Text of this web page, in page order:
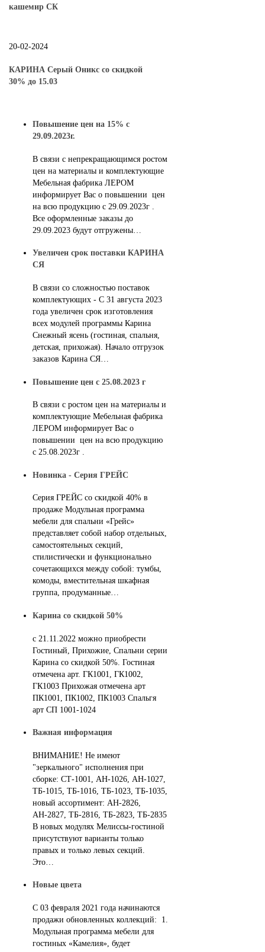
кашемир СК
20-02-2024
КАРИНА Серый Оникс со скидкой
30% до 15.03
Повышение цен на 15% с
29.09.2023г.
В связи с непрекращающимся ростом
цен на материалы и комплектующие
Мебельная фабрика ЛЕРОМ
информирует Вас о повышении цен
на всю продукцию с 29.09.2023г .
Все оформленные заказы до
29.09.2023 будут отгружены…
Увеличен срок поставки КАРИНА
СЯ
В связи со сложностью поставок
комплектующих - С 31 августа 2023
года увеличен срок изготовления
всех модулей программы Карина
Снежный ясень (гостиная, спальня,
детская, прихожая). Начало отгрузок
заказов Карина СЯ…
Повышение цен с 25.08.2023 г
В связи с ростом цен на материалы и
комплектующие Мебельная фабрика
ЛЕРОМ информирует Вас о
повышении цен на всю продукцию
с 25.08.2023г .
Новинка - Серия ГРЕЙС
Серия ГРЕЙС со скидкой 40% в
продаже Модульная программа
мебели для спальни «Грейс»
представляет собой набор отдельных,
самостоятельных секций,
стилистически и функционально
сочетающихся между собой: тумбы,
комоды, вместительная шкафная
группа, продуманные…
Карина со скидкой 50%
с 21.11.2022 можно приобрести
Гостиный, Прихожие, Спальни серии
Карина со скидкой 50%. Гостиная
отмечена арт. ГК1001, ГК1002,
ГК1003 Прихожая отмечена арт
ПК1001, ПК1002, ПК1003 Спальгя
арт СП 1001-1024
Важная информация
ВНИМАНИЕ! Не имеют
"зеркального" исполнения при
сборке: СТ-1001, АН-1026, АН-1027,
ТБ-1015, ТБ-1016, ТБ-1023, ТБ-1035,
новый ассортимент: АН-2826,
АН-2827, ТБ-2816, ТБ-2823, ТБ-2835
В новых модулях Мелиссы-гостиной
присутствуют варианты только
правых и только левых секций.
Это…
Новые цвета
С 03 февраля 2021 года начинаются
продажи обновленных коллекций: 1.
Модульная программа мебели для
гостиных «Камелия», будет